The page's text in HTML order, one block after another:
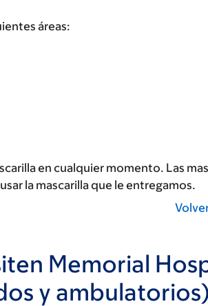
áreas:
en cualquier momento. Las
la mascarilla que le entregamos.
Memorial
y ambulatorios)